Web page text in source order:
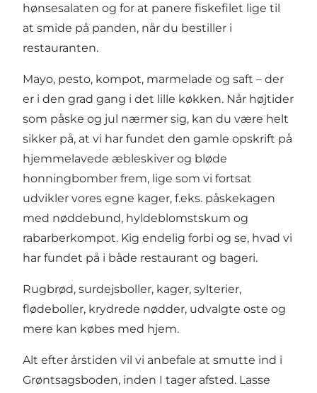
hønsesalaten og for at panere fiskefilet lige til
at smide på panden, når du bestiller i
restauranten.
Mayo, pesto, kompot, marmelade og saft – der
er i den grad gang i det lille køkken. Når højtider
som påske og jul nærmer sig, kan du være helt
sikker på, at vi har fundet den gamle opskrift på
hjemmelavede æbleskiver og bløde
honningbomber frem, lige som vi fortsat
udvikler vores egne kager, f.eks. påskekagen
med nøddebund, hyldeblomstskum og
rabarberkompot. Kig endelig forbi og se, hvad vi
har fundet på i både restaurant og bageri.
Rugbrød, surdejsboller, kager, sylterier,
flødeboller, krydrede nødder, udvalgte oste og
mere kan købes med hjem.
Alt efter årstiden vil vi anbefale at smutte ind i
Grøntsagsboden, inden I tager afsted. Lasse